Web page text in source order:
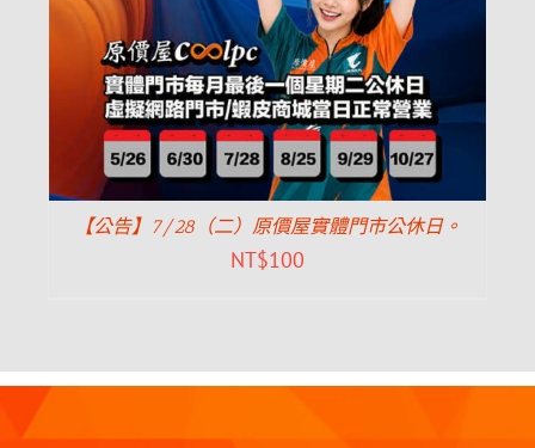
【公告】7/28（二）原價屋實體門市公休日。
NT$100